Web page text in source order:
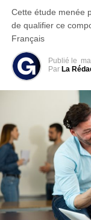
Cette étude menée
de qualifier ce
Français
Publié le
Par La